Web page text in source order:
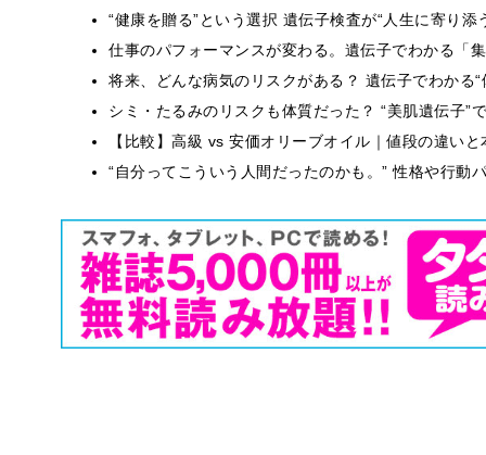
“健康を贈る”という選択 遺伝子検査が“人生に寄り添
仕事のパフォーマンスが変わる。遺伝子でわかる「
将来、どんな病気のリスクがある？ 遺伝子でわかる
シミ・たるみのリスクも体質だった？ “美肌遺伝子”
【比較】高級 vs 安価オリーブオイル｜値段の違い
“自分ってこういう人間だったのかも。” 性格や行動